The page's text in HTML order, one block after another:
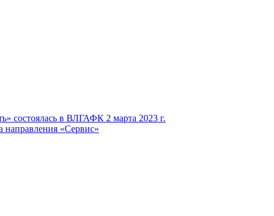
состоялась в ВЛГАФК 2 марта 2023 г.
направления «Сервис»